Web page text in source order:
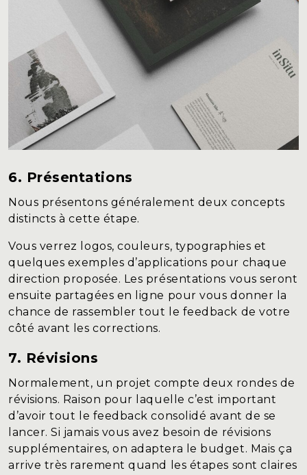
6. Présentations
Nous présentons généralement deux concepts
distincts à cette étape.
Vous verrez logos, couleurs, typographies et
quelques exemples d’applications pour chaque
direction proposée. Les présentations vous seront
ensuite partagées en ligne pour vous donner la
chance de rassembler tout le feedback de votre
côté avant les corrections.
7. Révisions
Normalement, un projet compte deux rondes de
révisions. Raison pour laquelle c’est important
d’avoir tout le feedback consolidé avant de se
lancer. Si jamais vous avez besoin de révisions
supplémentaires, on adaptera le budget. Mais ça
arrive très rarement quand les étapes sont claires